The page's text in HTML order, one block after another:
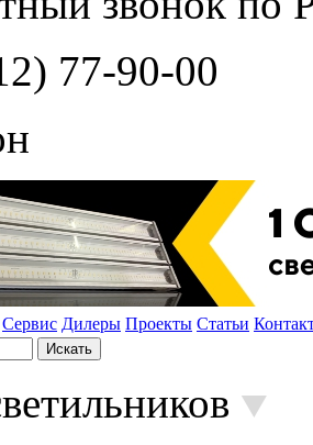
77-90-00
Сервис Дилеры Проекты Статьи